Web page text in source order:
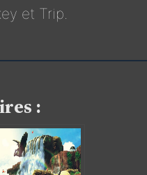
et Trip.
: